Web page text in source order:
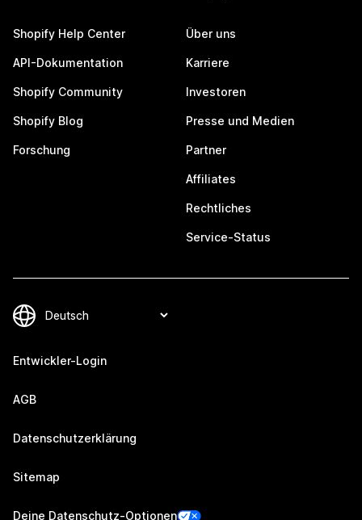
Shopify Help Center
API-Dokumentation
Shopify Community
Shopify Blog
Forschung
Über uns
Karriere
Investoren
Presse und Medien
Partner
Affiliates
Rechtliches
Service-Status
Entwickler-Login
AGB
Datenschutzerklärung
Sitemap
Deine Datenschutz-Optionen